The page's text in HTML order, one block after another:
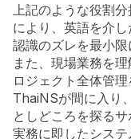
上記のような役割
により、英語を介
認識のズレを最小限
また、現場業務を
ロジェクト全体管
ThaiNSが間に入り
としどころを探る
実務に即したシステ